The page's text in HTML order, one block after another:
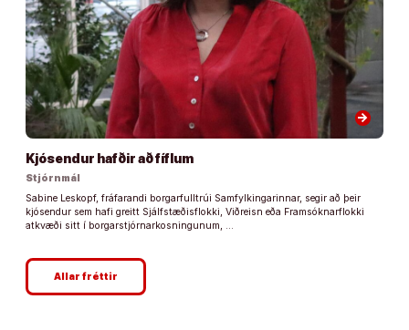
arrow_forward
Kjósendur hafðir að fíflum
Stjórnmál
Sabine Leskopf, fráfarandi borgarfulltrúi Samfylkingarinnar, segir að þeir
kjósendur sem hafi greitt Sjálfstæðisflokki, Viðreisn eða Framsóknarflokki
atkvæði sitt í borgarstjórnarkosningunum, …
Allar fréttir